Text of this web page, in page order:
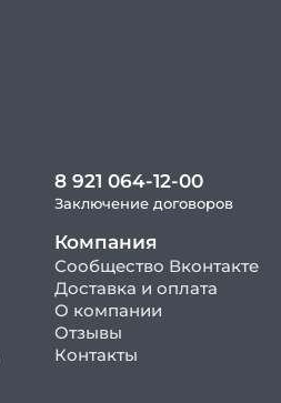
8 921 064-12-00
Заключение договоров
Компания
Сообщество Вконтакте
Доставка и оплата
О компании
Отзывы
Контакты